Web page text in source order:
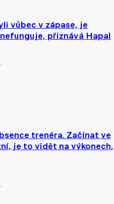
vůbec v zápase, je
přiznává Hapal
trenéra. Začínat ve
je to vidět na výkonech,